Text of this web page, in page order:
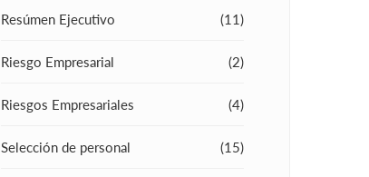
Resúmen Ejecutivo (11)
Riesgo Empresarial (2)
Riesgos Empresariales (4)
Selección de personal (15)